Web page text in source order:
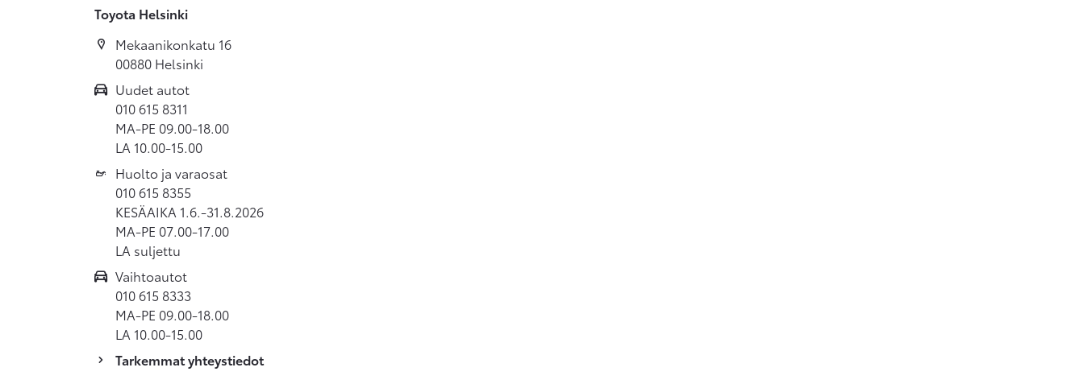
Toyota Helsinki
Mekaanikonkatu 16
00880 Helsinki
Uudet autot
010 615 8311
MA-PE 09.00-18.00
LA 10.00-15.00
Huolto ja varaosat
010 615 8355
KESÄAIKA 1.6.-31.8.2026
MA-PE 07.00-17.00
LA suljettu
Vaihtoautot
010 615 8333
MA-PE 09.00-18.00
LA 10.00-15.00
Tarkemmat yhteystiedot